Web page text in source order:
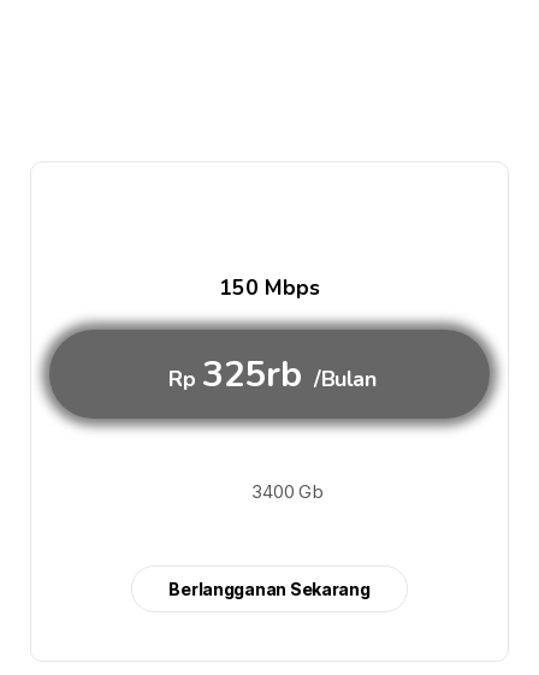
150 Mbps
Rp 325rb /Bulan
3400 Gb
Berlangganan Sekarang